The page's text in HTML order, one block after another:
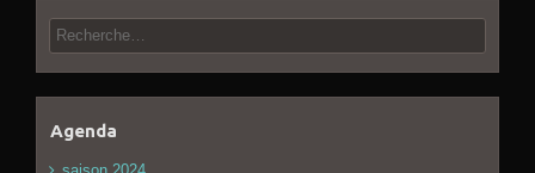
Rechercher :
Agenda